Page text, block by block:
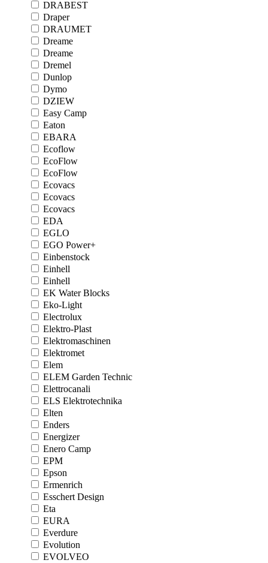
DRABEST
Draper
DRAUMET
Dreame
Dreame
Dremel
Dunlop
Dymo
DZIEW
Easy Camp
Eaton
EBARA
Ecoflow
EcoFlow
EcoFlow
Ecovacs
Ecovacs
Ecovacs
EDA
EGLO
EGO Power+
Einbenstock
Einhell
Einhell
EK Water Blocks
Eko-Light
Electrolux
Elektro-Plast
Elektromaschinen
Elektromet
Elem
ELEM Garden Technic
Elettrocanali
ELS Elektrotechnika
Elten
Enders
Energizer
Enero Camp
EPM
Epson
Ermenrich
Esschert Design
Eta
EURA
Everdure
Evolution
EVOLVEO